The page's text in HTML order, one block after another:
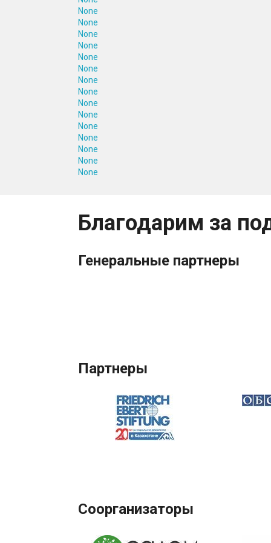
None
None
None
None
None
None
None
None
None
None
None
None
None
None
None
Благодарим за
Генеральные партнеры
Партнеры
Соорганизаторы